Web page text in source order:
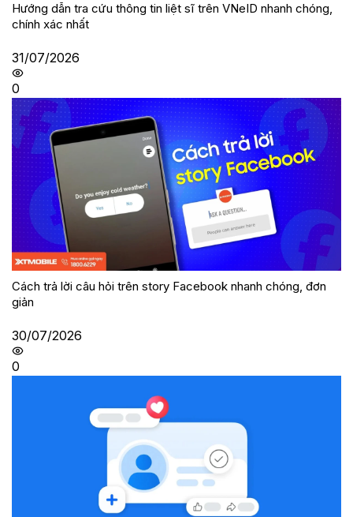
Hướng dẫn tra cứu thông tin liệt sĩ trên VNeID nhanh chóng,
chính xác nhất
31/07/2026
0
Cách trả lời câu hỏi trên story Facebook nhanh chóng, đơn
giản
30/07/2026
0